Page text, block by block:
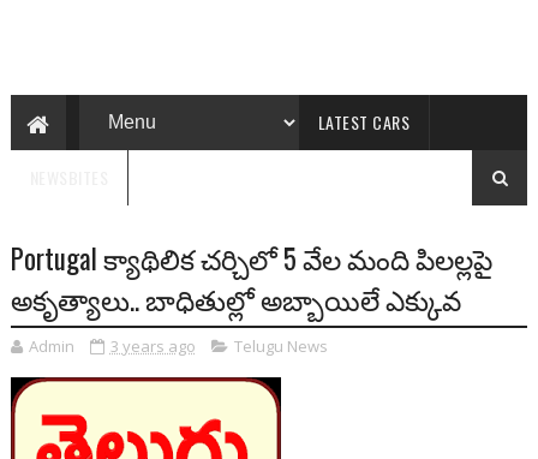
LATEST CARS
Portugal క్యాథిలిక చర్చిలో 5 వేల మంది పిలల్లపై
అకృత్యాలు.. బాధితుల్లో అబ్బాయిలే ఎక్కువ
Admin 3 years ago Telugu News